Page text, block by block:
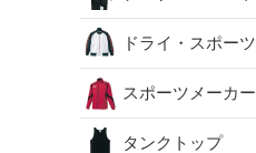
ドライ・スポーツ
スポーツメーカー
タンクトップ